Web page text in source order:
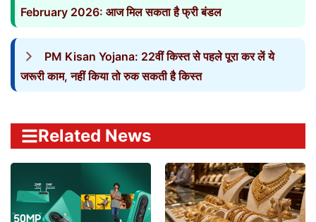
February 2026: आज मिल सकता है फ्री बंडल
PM Kisan Yojana: 22वीं किस्त से पहले पूरा कर लें ये
जरूरी काम, नहीं किया तो रुक सकती है किस्त
Related News